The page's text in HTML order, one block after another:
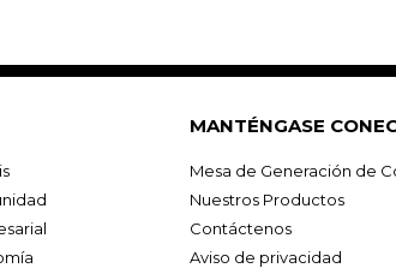
MANTÉNGASE
Mesa de Generación de
Nuestros Productos
Contáctenos
Aviso de privacidad